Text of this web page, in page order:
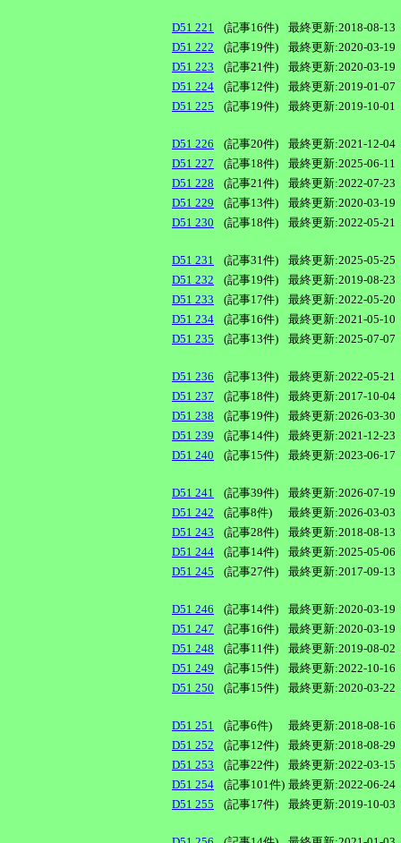
D51 221 (記事16件)
最終更新:2018-08-13
D51 222
(記事19件)
最終更新:2020-03-19
D51 223
(記事21件)
最終更新:2020-03-19
D51 224
(記事12件)
最終更新:2019-01-07
D51 225
(記事19件) 最終更新:2019-10-01
D51 226 (記事20件)
最終更新:2021-12-04
D51 227
(記事18件)
最終更新:2025-06-11
D51 228
(記事21件)
最終更新:2022-07-23
D51 229
(記事13件)
最終更新:2020-03-19
D51 230
(記事18件) 最終更新:2022-05-21
D51 231 (記事31件)
最終更新:2025-05-25
D51 232
(記事19件)
最終更新:2019-08-23
D51 233
(記事17件)
最終更新:2022-05-20
D51 234
(記事16件)
最終更新:2021-05-10
D51 235
(記事13件) 最終更新:2025-07-07
D51 236 (記事13件)
最終更新:2022-05-21
D51 237
(記事18件)
最終更新:2017-10-04
D51 238
(記事19件)
最終更新:2026-03-30
D51 239
(記事14件)
最終更新:2021-12-23
D51 240
(記事15件) 最終更新:2023-06-17
D51 241 (記事39件)
最終更新:2026-07-19
D51 242
(記事8件)
最終更新:2026-03-03
D51 243
(記事28件)
最終更新:2018-08-13
D51 244
(記事14件)
最終更新:2025-05-06
D51 245
(記事27件) 最終更新:2017-09-13
D51 246 (記事14件)
最終更新:2020-03-19
D51 247
(記事16件)
最終更新:2020-03-19
D51 248
(記事11件)
最終更新:2019-08-02
D51 249
(記事15件)
最終更新:2022-10-16
D51 250
(記事15件) 最終更新:2020-03-22
D51 251 (記事6件)
最終更新:2018-08-16
D51 252
(記事12件)
最終更新:2018-08-29
D51 253
(記事22件)
最終更新:2022-03-15
D51 254
(記事101件) 最終更新:2022-06-24
D51 255
(記事17件) 最終更新:2019-10-03